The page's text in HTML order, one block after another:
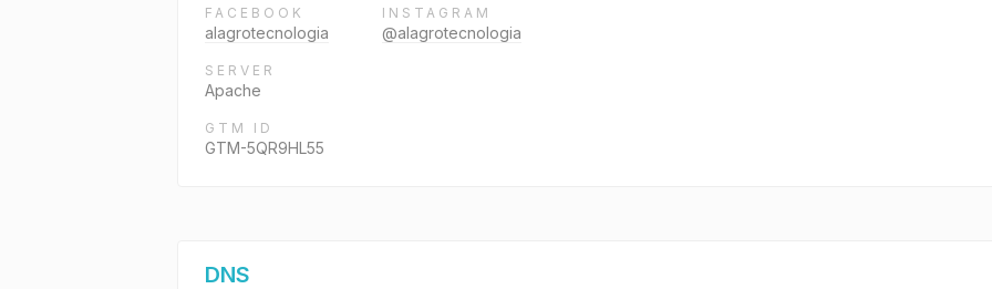
FACEBOOK
alagrotecnologia
INSTAGRAM
@alagrotecnologia
SERVER
Apache
GTM ID
GTM-5QR9HL55
DNS